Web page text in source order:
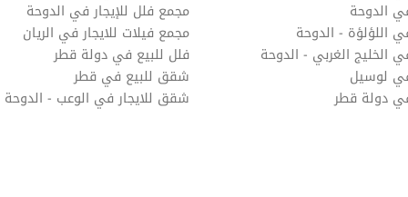
الدوحة
اللؤلؤة - الدوحة
الخليج الغربي - الدوحة
لوسيل
دولة قطر
مجمع فلل للإيجار في الدوحة
مجمع فيلات للايجار في الريان
فلل للبيع في دولة قطر
شقق للبيع في قطر
شقق للايجار في الوعب - الدوحة